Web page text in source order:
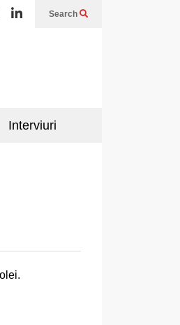
Search
Interviuri